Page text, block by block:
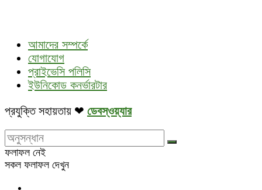
আমাদের সম্পর্কে
যোগাযোগ
প্রাইভেসি পলিসি
ইউনিকোড কনর্ভারটার
প্রযুক্তি সহায়তায় ❤ ডেবস্ওয়্যার
ফলাফল নেই
সকল ফলাফল দেখুন